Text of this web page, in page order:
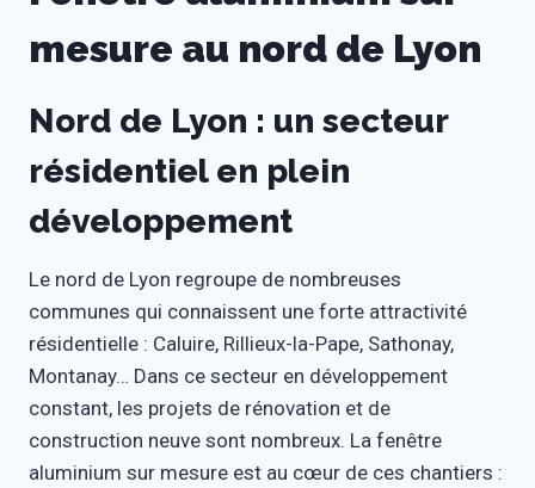
mesure au nord de Lyon
Nord de Lyon : un secteur
résidentiel en plein
développement
Le nord de Lyon regroupe de nombreuses
communes qui connaissent une forte attractivité
résidentielle : Caluire, Rillieux-la-Pape, Sathonay,
Montanay… Dans ce secteur en développement
constant, les projets de rénovation et de
construction neuve sont nombreux. La fenêtre
aluminium sur mesure est au cœur de ces chantiers :